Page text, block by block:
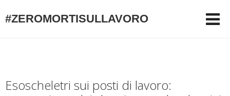
#ZEROMORTISULLAVORO
Esoscheletri sui posti di lavoro: